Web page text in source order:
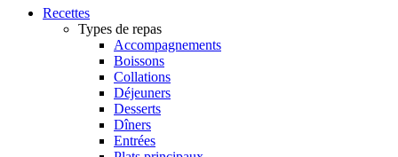
Recettes
Types de repas
Accompagnements
Boissons
Collations
Déjeuners
Desserts
Dîners
Entrées